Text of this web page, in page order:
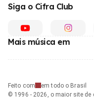
Siga o Cifra Club
Mais música em
Feito com
em todo o Brasil
© 1996 - 2026, o maior site de